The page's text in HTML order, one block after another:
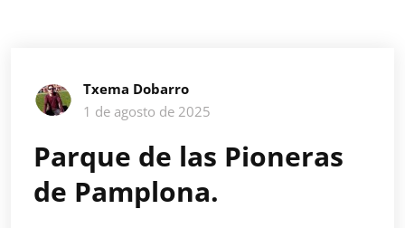
Txema Dobarro
1 de agosto de 2025
Parque de las Pioneras
de Pamplona.